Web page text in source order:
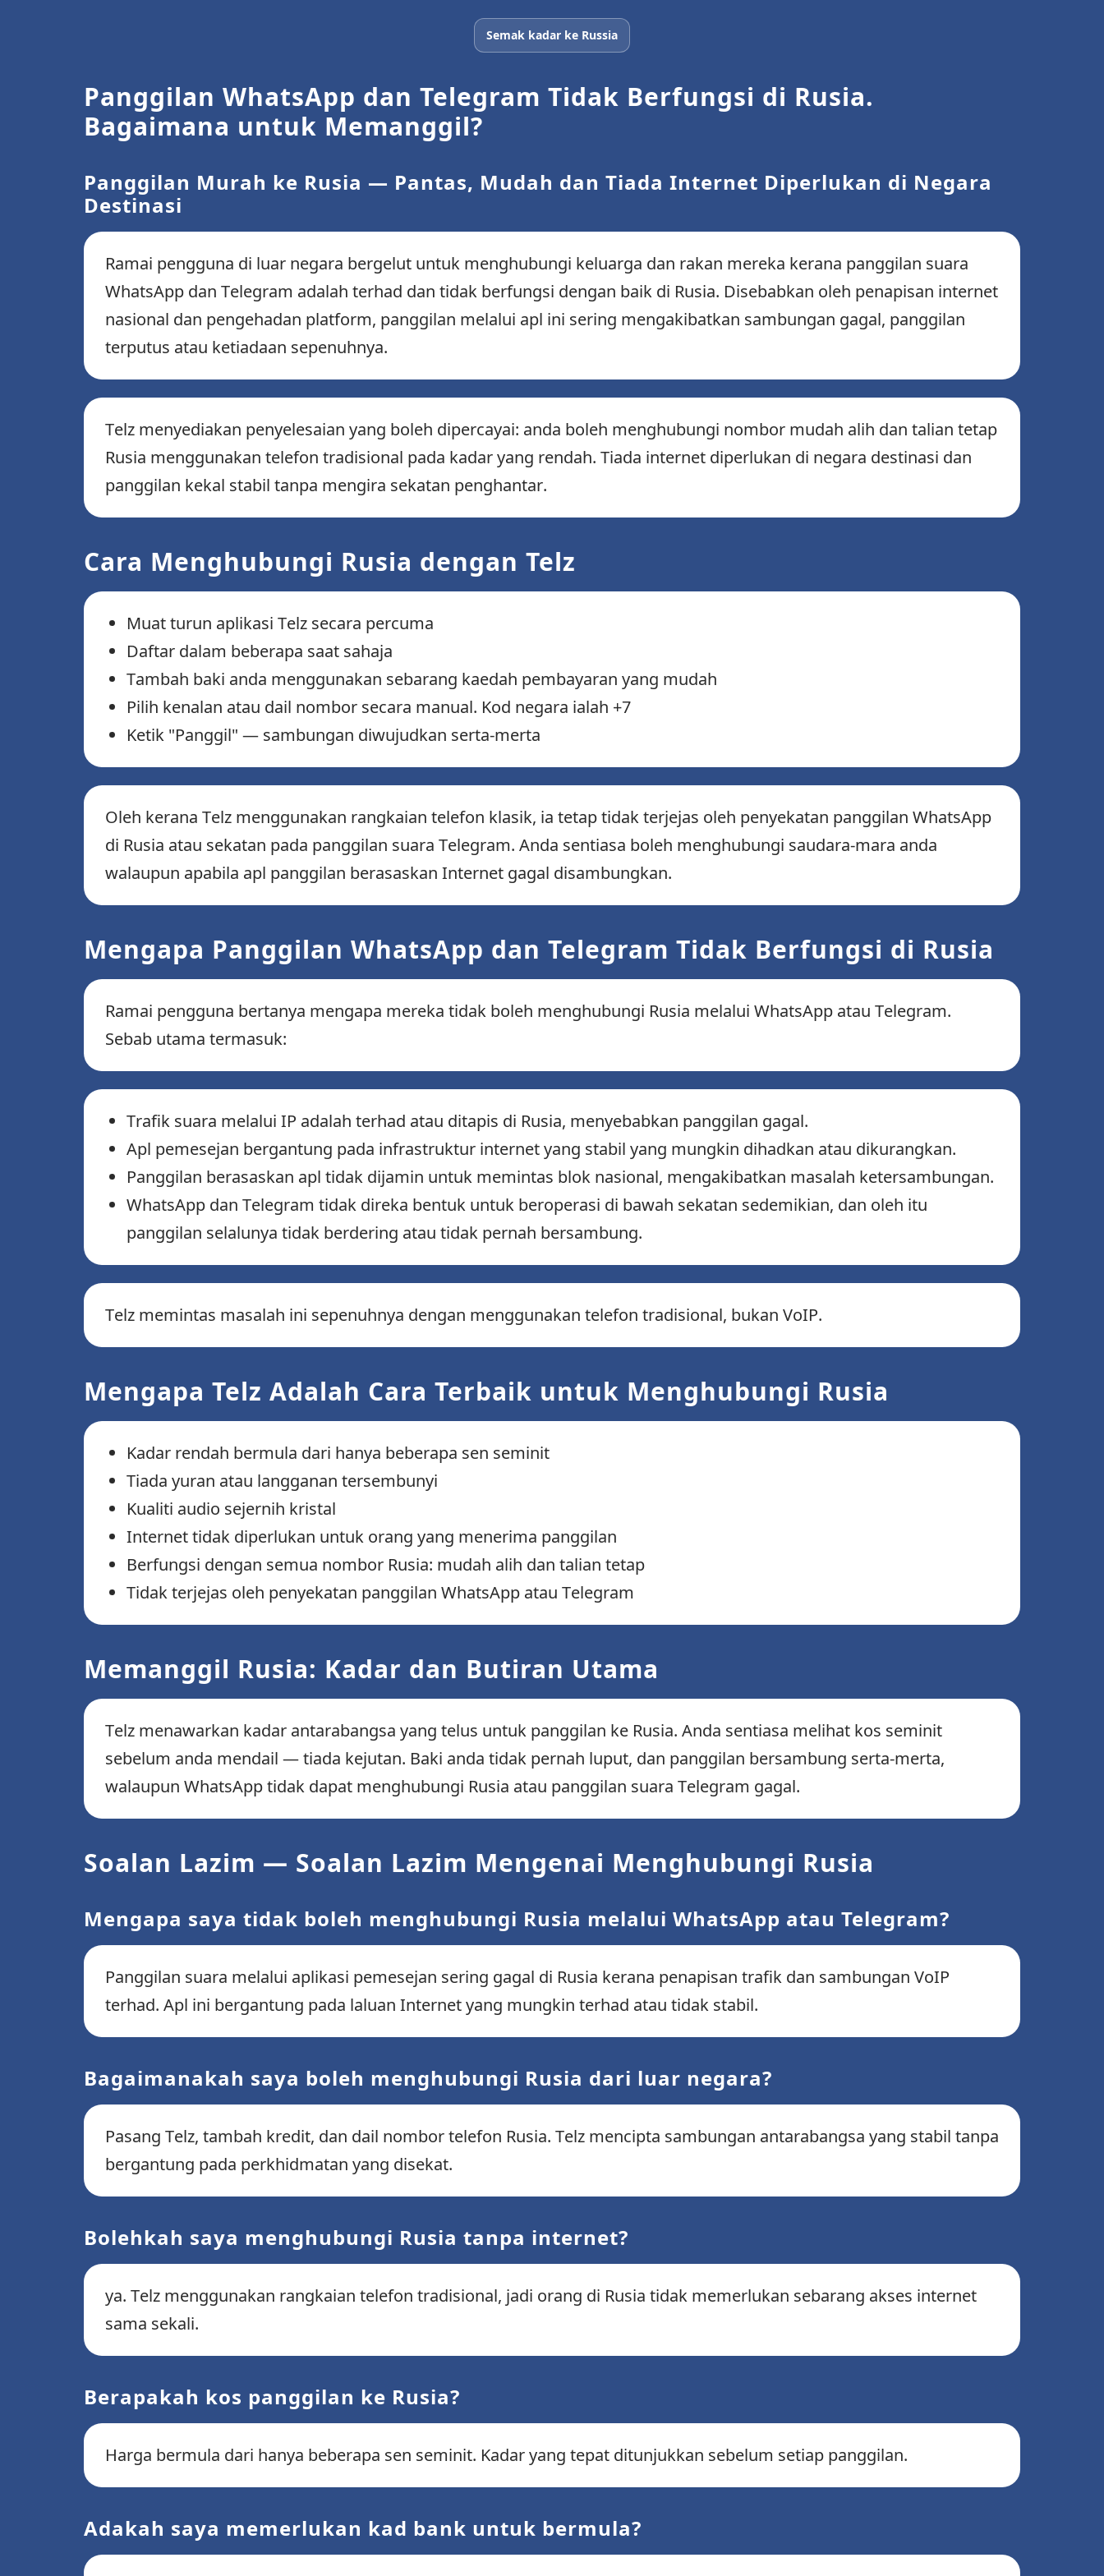
Semak kadar ke Russia
Panggilan WhatsApp dan Telegram Tidak Berfungsi di Rusia.
Bagaimana untuk Memanggil?
Panggilan Murah ke Rusia — Pantas, Mudah dan Tiada Internet Diperlukan di Negara
Destinasi
Ramai pengguna di luar negara bergelut untuk menghubungi keluarga dan rakan mereka kerana panggilan suara
WhatsApp dan Telegram adalah terhad dan tidak berfungsi dengan baik di Rusia. Disebabkan oleh penapisan internet
nasional dan pengehadan platform, panggilan melalui apl ini sering mengakibatkan sambungan gagal, panggilan
terputus atau ketiadaan sepenuhnya.
Telz menyediakan penyelesaian yang boleh dipercayai: anda boleh menghubungi nombor mudah alih dan talian tetap
Rusia menggunakan telefon tradisional pada kadar yang rendah. Tiada internet diperlukan di negara destinasi dan
panggilan kekal stabil tanpa mengira sekatan penghantar.
Cara Menghubungi Rusia dengan Telz
Muat turun aplikasi Telz secara percuma
Daftar dalam beberapa saat sahaja
Tambah baki anda menggunakan sebarang kaedah pembayaran yang mudah
Pilih kenalan atau dail nombor secara manual. Kod negara ialah +7
Ketik "Panggil" — sambungan diwujudkan serta-merta
Oleh kerana Telz menggunakan rangkaian telefon klasik, ia tetap tidak terjejas oleh penyekatan panggilan WhatsApp
di Rusia atau sekatan pada panggilan suara Telegram. Anda sentiasa boleh menghubungi saudara-mara anda
walaupun apabila apl panggilan berasaskan Internet gagal disambungkan.
Mengapa Panggilan WhatsApp dan Telegram Tidak Berfungsi di Rusia
Ramai pengguna bertanya mengapa mereka tidak boleh menghubungi Rusia melalui WhatsApp atau Telegram.
Sebab utama termasuk:
Trafik suara melalui IP adalah terhad atau ditapis di Rusia, menyebabkan panggilan gagal.
Apl pemesejan bergantung pada infrastruktur internet yang stabil yang mungkin dihadkan atau dikurangkan.
Panggilan berasaskan apl tidak dijamin untuk memintas blok nasional, mengakibatkan masalah ketersambungan.
WhatsApp dan Telegram tidak direka bentuk untuk beroperasi di bawah sekatan sedemikian, dan oleh itu
panggilan selalunya tidak berdering atau tidak pernah bersambung.
Telz memintas masalah ini sepenuhnya dengan menggunakan telefon tradisional, bukan VoIP.
Mengapa Telz Adalah Cara Terbaik untuk Menghubungi Rusia
Kadar rendah bermula dari hanya beberapa sen seminit
Tiada yuran atau langganan tersembunyi
Kualiti audio sejernih kristal
Internet tidak diperlukan untuk orang yang menerima panggilan
Berfungsi dengan semua nombor Rusia: mudah alih dan talian tetap
Tidak terjejas oleh penyekatan panggilan WhatsApp atau Telegram
Memanggil Rusia: Kadar dan Butiran Utama
Telz menawarkan kadar antarabangsa yang telus untuk panggilan ke Rusia. Anda sentiasa melihat kos seminit
sebelum anda mendail — tiada kejutan. Baki anda tidak pernah luput, dan panggilan bersambung serta-merta,
walaupun WhatsApp tidak dapat menghubungi Rusia atau panggilan suara Telegram gagal.
Soalan Lazim — Soalan Lazim Mengenai Menghubungi Rusia
Mengapa saya tidak boleh menghubungi Rusia melalui WhatsApp atau Telegram?
Panggilan suara melalui aplikasi pemesejan sering gagal di Rusia kerana penapisan trafik dan sambungan VoIP
terhad. Apl ini bergantung pada laluan Internet yang mungkin terhad atau tidak stabil.
Bagaimanakah saya boleh menghubungi Rusia dari luar negara?
Pasang Telz, tambah kredit, dan dail nombor telefon Rusia. Telz mencipta sambungan antarabangsa yang stabil tanpa
bergantung pada perkhidmatan yang disekat.
Bolehkah saya menghubungi Rusia tanpa internet?
ya. Telz menggunakan rangkaian telefon tradisional, jadi orang di Rusia tidak memerlukan sebarang akses internet
sama sekali.
Berapakah kos panggilan ke Rusia?
Harga bermula dari hanya beberapa sen seminit. Kadar yang tepat ditunjukkan sebelum setiap panggilan.
Adakah saya memerlukan kad bank untuk bermula?